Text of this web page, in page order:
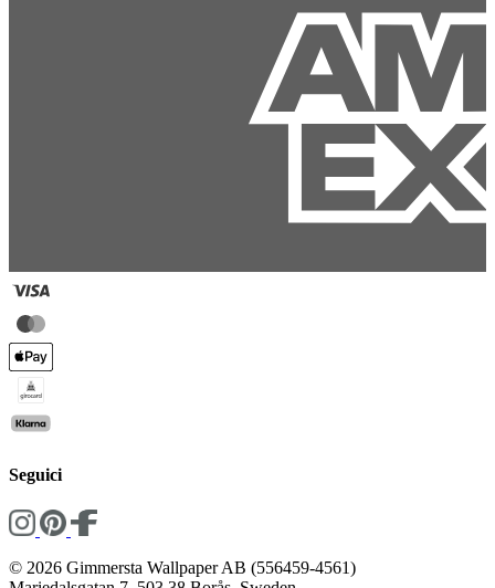
Seguici
© 2026 Gimmersta Wallpaper AB (556459-4561)